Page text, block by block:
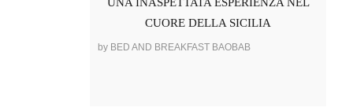
UNA INASPETTATA ESPERIENZA NEL
CUORE DELLA SICILIA
by BED AND BREAKFAST BAOBAB